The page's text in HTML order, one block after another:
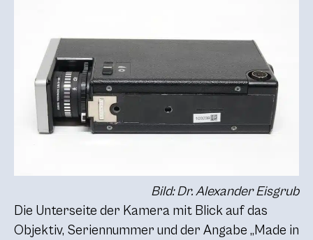
Bild: Dr. Alexander Eisgrub
Die Unterseite der Kamera mit Blick auf das
Objektiv, Seriennummer und der Angabe „Made in